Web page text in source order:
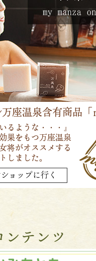
座温泉含有商品
るような・・・』
果をもつ万座温泉
将がオススメする
しました。
ョップに行く
ンテンツ